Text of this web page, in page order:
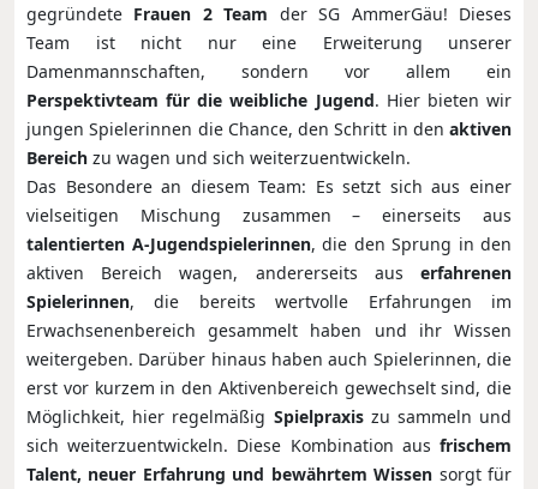
gegründete Frauen 2 Team der SG AmmerGäu! Dieses
Team ist nicht nur eine Erweiterung unserer
Damenmannschaften, sondern vor allem ein
Perspektivteam für die weibliche Jugend. Hier bieten wir
jungen Spielerinnen die Chance, den Schritt in den aktiven
Bereich zu wagen und sich weiterzuentwickeln.
Das Besondere an diesem Team: Es setzt sich aus einer
vielseitigen Mischung zusammen – einerseits aus
talentierten A-Jugendspielerinnen, die den Sprung in den
aktiven Bereich wagen, andererseits aus erfahrenen
Spielerinnen, die bereits wertvolle Erfahrungen im
Erwachsenenbereich gesammelt haben und ihr Wissen
weitergeben. Darüber hinaus haben auch Spielerinnen, die
erst vor kurzem in den Aktivenbereich gewechselt sind, die
Möglichkeit, hier regelmäßig Spielpraxis zu sammeln und
sich weiterzuentwickeln. Diese Kombination aus frischem
Talent, neuer Erfahrung und bewährtem Wissen sorgt für